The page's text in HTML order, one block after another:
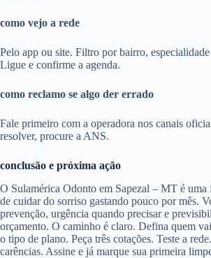
como vejo a rede
Pelo app ou site. Filtro por bairro,
Ligue e confirme a agenda.
como reclamo se algo der errado
Fale primeiro com a operadora nos canais
resolver, procure a ANS.
conclusão e próxima ação
O Sulamérica Odonto em Sapezal – MT é uma
de cuidar do sorriso gastando pouco por mês.
prevenção, urgência quando precisar e
orçamento. O caminho é claro. Defina quem
o tipo de plano. Peça três cotações. Teste a
carências. Assine e já marque sua primeira